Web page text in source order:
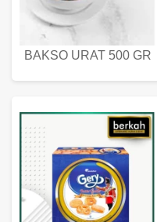
BAKSO URAT 500 GR